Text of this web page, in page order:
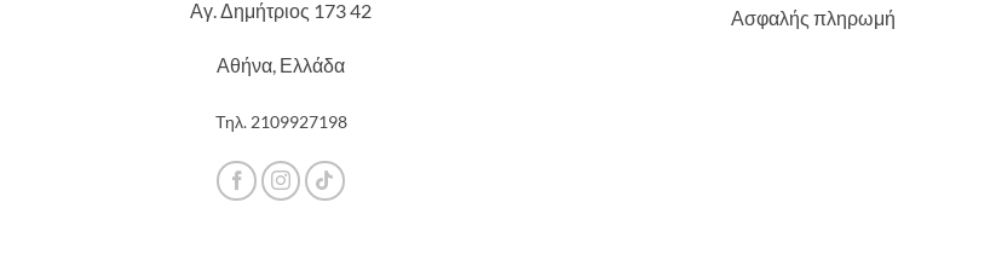
Αγ. Δημήτριος 173 42
Αθήνα, Ελλάδα
Τηλ. 2109927198
Ασφαλής πληρωμή